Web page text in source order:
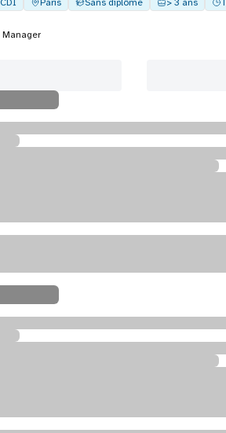
CDI Paris Sans diplôme > 3 ans
Manager